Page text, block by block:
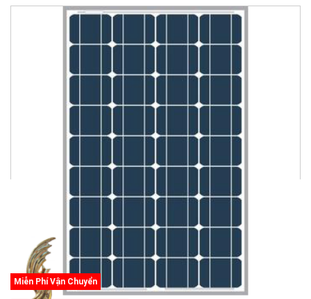
Miễn Phí Vận Chuyển